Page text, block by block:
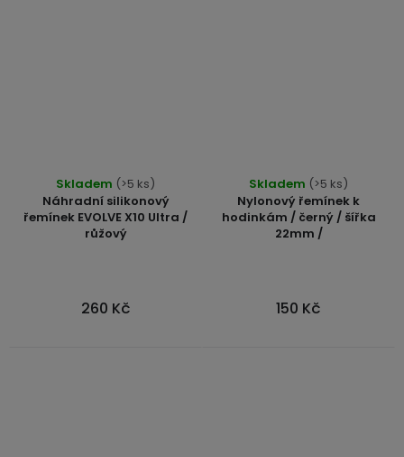
Náhradní silikonový
řemínek EVOLVE X10 Ultra /
růžový
Skladem (>5 ks)
260 Kč
Nylonový řemínek k
hodinkám / černý / šířka
22mm /
hodnocení
produktu
je
5
Skladem (>5 ks)
150 Kč